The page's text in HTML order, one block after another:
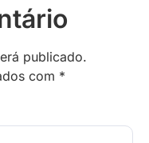
publicado.
com *